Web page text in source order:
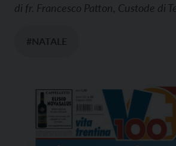
di fr. Francesco Patton, Custode di
#NATALE